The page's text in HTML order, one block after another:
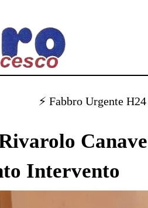
⚡ Fabbro Urgente H24
Intervento